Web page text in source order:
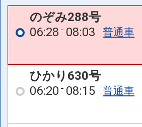
のぞみ288号
06:28 08:03 普通車
ひかり630号
06:20 08:15 普通車